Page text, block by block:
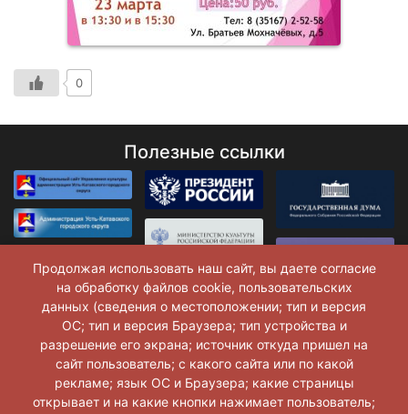
0
Полезные ссылки
Продолжая использовать наш сайт, вы даете согласие
на обработку файлов cookie, пользовательских
данных (сведения о местоположении; тип и версия
ОС; тип и версия Браузера; тип устройства и
разрешение его экрана; источник откуда пришел на
сайт пользователь; с какого сайта или по какой
рекламе; язык ОС и Браузера; какие страницы
открывает и на какие кнопки нажимает пользователь;